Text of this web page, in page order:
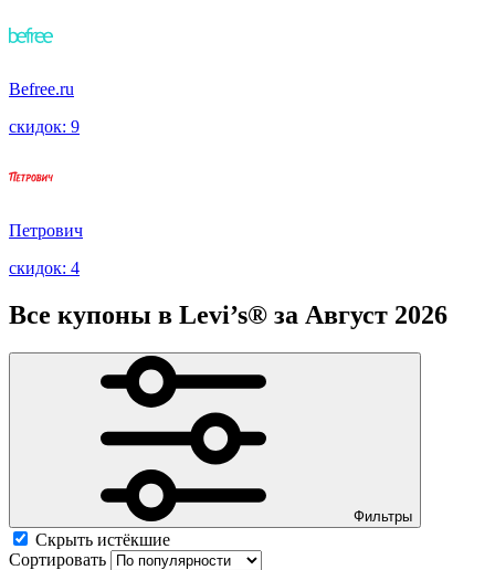
Befree.ru
скидок: 9
Петрович
скидок: 4
Все купоны в Levi’s® за Август 2026
Фильтры
Скрыть истёкшие
Сортировать